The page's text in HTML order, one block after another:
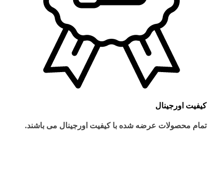
کیفیت اورجینال
تمام محصولات عرضه شده با کیفیت اورجینال می باشند.